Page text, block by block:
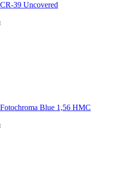
39 Uncovered
Blue 1,56 HMC